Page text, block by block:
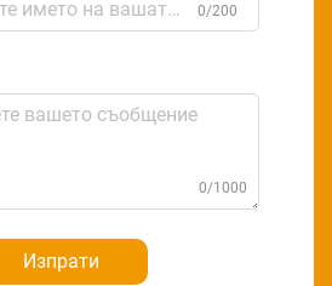
0/200
0/1000
Изпрати